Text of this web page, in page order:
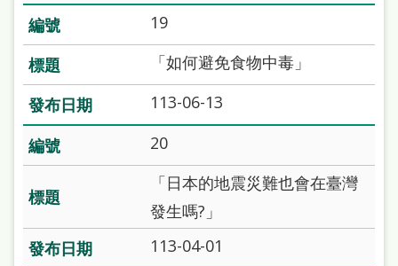
19
「如何避免食物中毒」
113-06-13
20
「日本的地震災難也會在臺灣
發生嗎?」
113-04-01